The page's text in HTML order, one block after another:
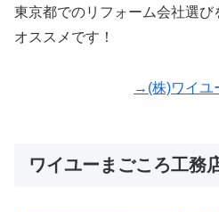
東京都でのリフォーム会社選
オススメです！
→(株)ワイユ
ワイユーまごころ工務